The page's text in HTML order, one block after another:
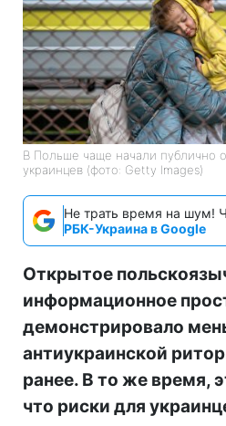
В Польше чаще начали публично
украинцев (фото: Getty Images)
Не трать время на шум!
РБК-Украина в Google
Открытое
информационное
демонстрировало
антиукраинской
ранее. В то же время,
что риски для